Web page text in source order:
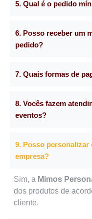
5. Qual é o pedido
6. Posso receber um
pedido?
7. Quais formas de
8. Vocês fazem
eventos?
9. Posso personalizar
empresa?
Sim, a Mimos
dos produtos de
cliente.